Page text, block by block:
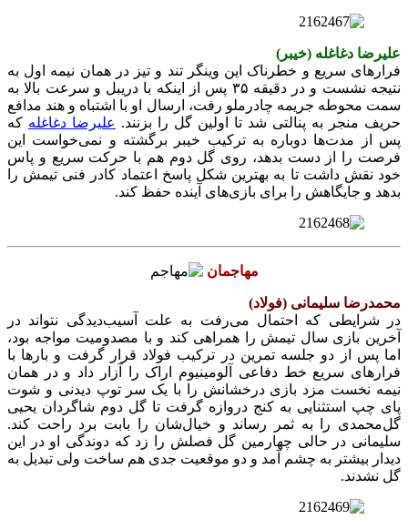
علیرضا دغاغله (خیبر)
فرارهای سریع و خطرناک این وینگر تند و تیز در همان نیمه اول به
نتیجه نشست و در دقیقه ۳۵ پس از اینکه با دریبل و سرعت بالا به
سمت محوطه جریمه چادرملو رفت، ارسال او با اشتباه و هند مدافع
حریف منجر به پنالتی شد تا اولین گل را بزنند. علیرضا دغاغله که
پس از مدت‌ها دوباره به ترکیب خیبر برگشته و نمی‌خواست این
فرصت را از دست بدهد، روی گل دوم هم با حرکت سریع و پاس
خود نقش داشت تا به بهترین شکل پاسخ اعتماد کادر فنی تیمش را
بدهد و جایگاهش را برای بازی‌های آینده حفظ کند.
مهاجمان
محمدرضا سلیمانی (فولاد)
در شرایطی که احتمال می‌رفت به علت آسیب‌دیدگی نتواند در
آخرین بازی سال تیمش را همراهی کند و با مصدومیت مواجه بود،
اما پس از دو جلسه تمرین در ترکیب فولاد قرار گرفت و بارها با
فرارهای سریع خط دفاعی آلومینیوم اراک را آزار داد و در همان
نیمه نخست مزد بازی درخشانش را با یک سر توپ دیدنی و شوت
پای چپ استثنایی به کنج دروازه گرفت تا گل دوم شاگردان یحیی
گل‌محمدی را به ثمر رساند و خیال‌شان را بابت برد راحت کند.
سلیمانی در حالی چهارمین گل فصلش را زد که دوندگی او در این
دیدار بیشتر به چشم آمد و دو موقعیت جدی هم ساخت ولی تبدیل به
گل نشدند.